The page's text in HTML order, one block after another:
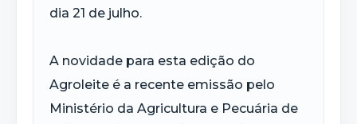
dia 21 de julho.
A novidade para esta edição do
Agroleite é a recente emissão pelo
Ministério da Agricultura e Pecuária de